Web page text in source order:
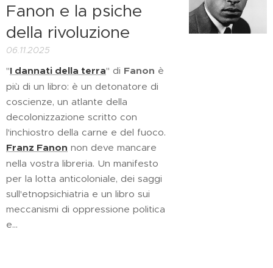
Fanon e la psiche
della rivoluzione
06.11.2025
"I dannati della terra" di Fanon è
più di un libro: è un detonatore di
coscienze, un atlante della
decolonizzazione scritto con
l'inchiostro della carne e del fuoco.
Franz Fanon non deve mancare
nella vostra libreria. Un manifesto
per la lotta anticoloniale, dei saggi
sull'etnopsichiatria e un libro sui
meccanismi di oppressione politica
e...